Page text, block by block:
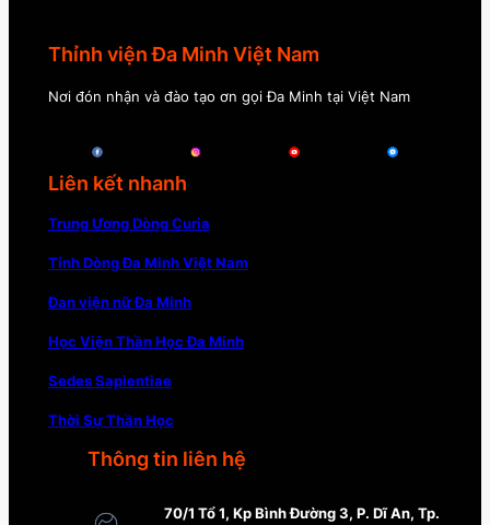
Thỉnh viện Đa Minh Việt Nam
Nơi đón nhận và đào tạo ơn gọi Đa Minh tại Việt Nam
Liên kết nhanh
Trung Ương Dòng Curia
Tỉnh Dòng Đa Minh Việt Nam
Đan viện nữ Đa Minh
Học Viện Thần Học Đa Minh
Sedes Sapientiae
Thời Sự Thần Học
Thông tin liên hệ
70/1 Tổ 1, Kp Bình Đường 3, P. Dĩ An, Tp.